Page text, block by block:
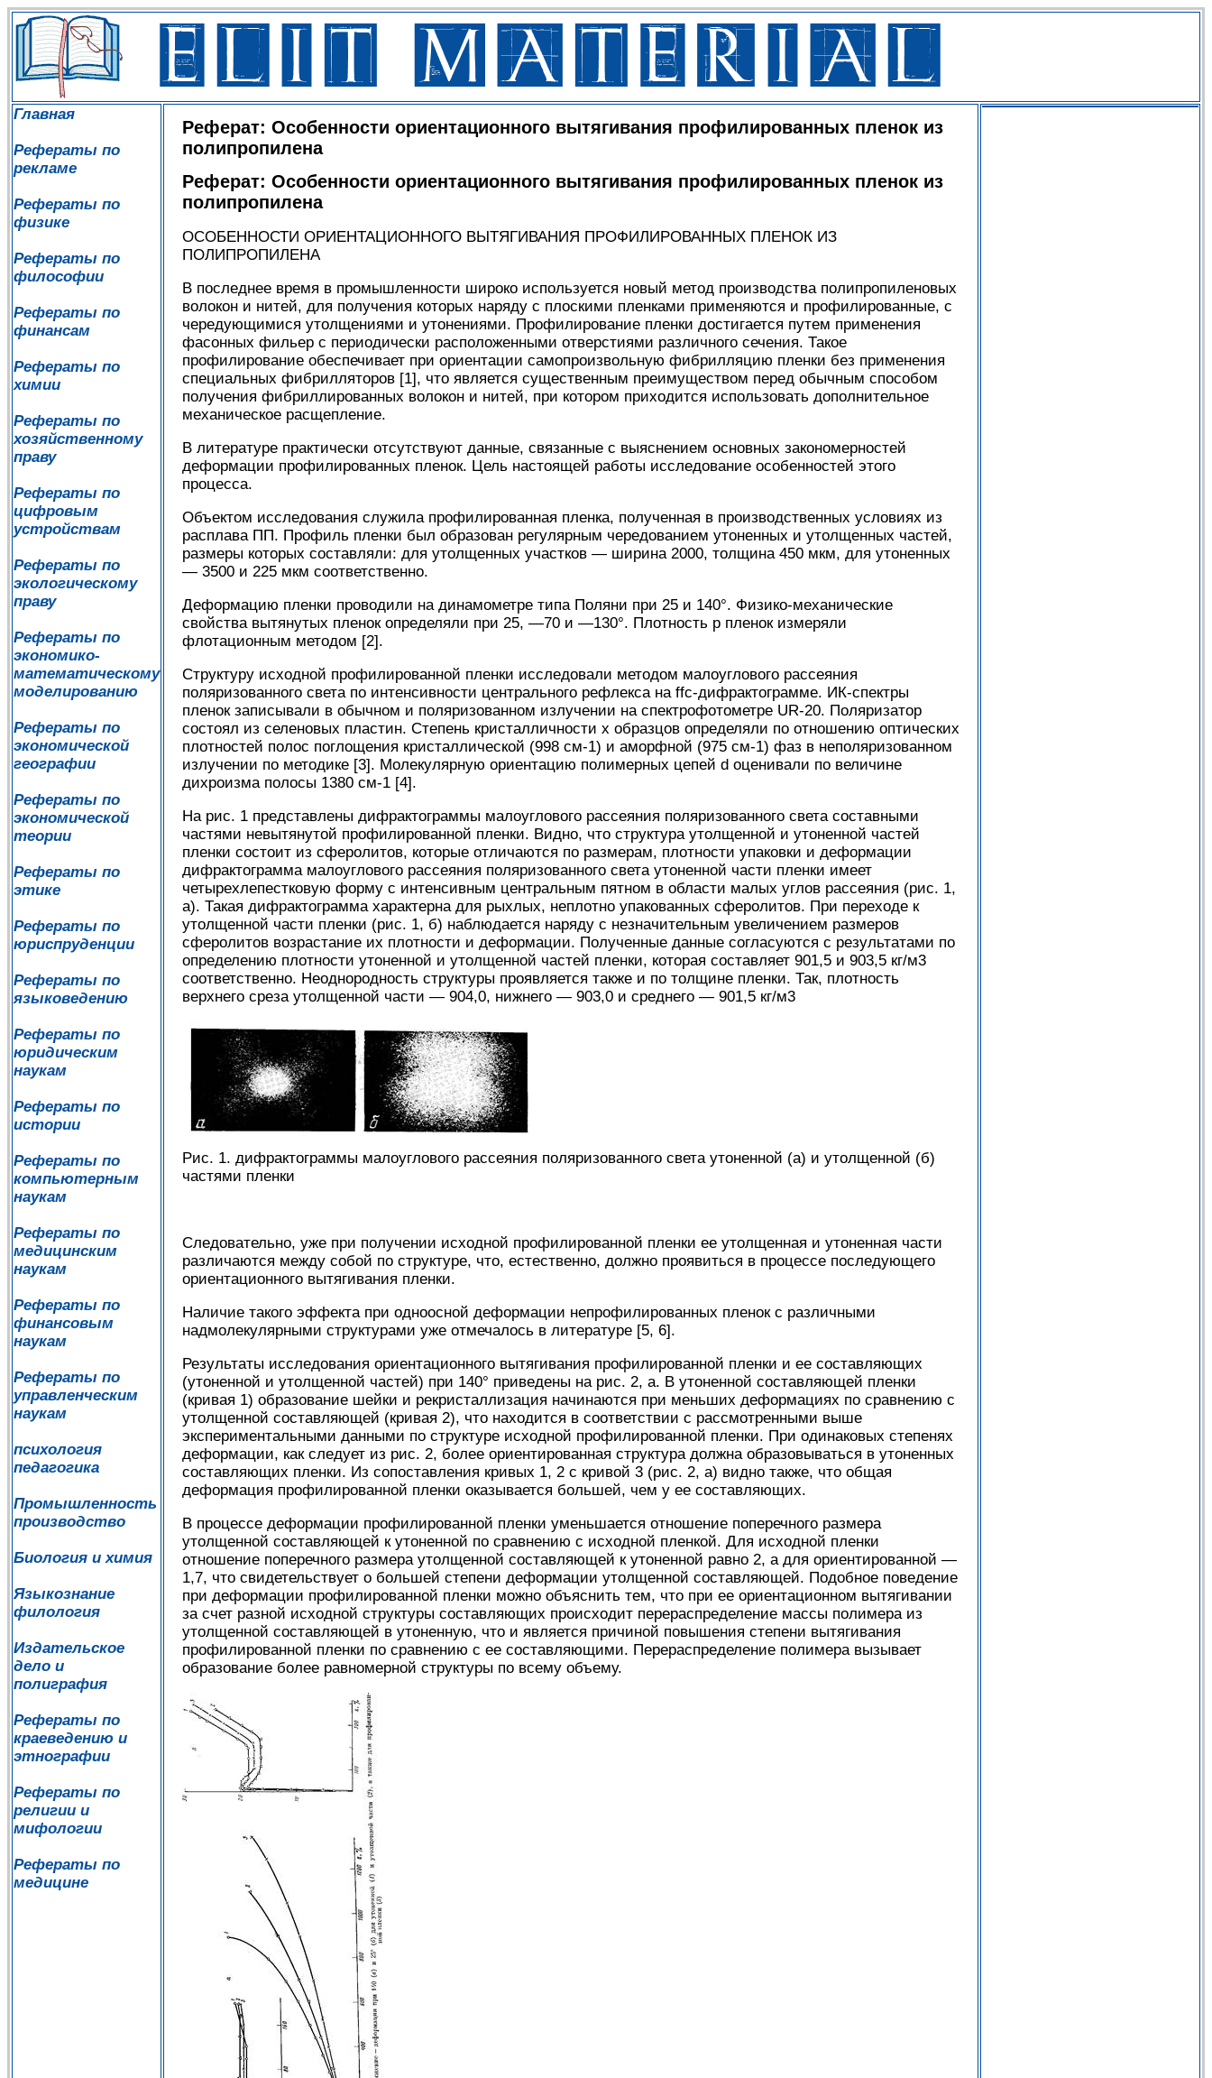
Главная
Рефераты по
рекламе
Рефераты по
физике
Рефераты по
философии
Рефераты по
финансам
Рефераты по
химии
Рефераты по
хозяйственному
праву
Рефераты по
цифровым
устройствам
Рефераты по
экологическому
праву
Рефераты по
экономико-
математическому
моделированию
Рефераты по
экономической
географии
Рефераты по
экономической
теории
Рефераты по
этике
Рефераты по
юриспруденции
Рефераты по
языковедению
Рефераты по
юридическим
наукам
Рефераты по
истории
Рефераты по
компьютерным
наукам
Рефераты по
медицинским
наукам
Рефераты по
финансовым
наукам
Рефераты по
управленческим
наукам
психология
педагогика
Промышленность
производство
Биология и химия
Языкознание
филология
Издательское
дело и
полиграфия
Рефераты по
краеведению и
этнографии
Рефераты по
религии и
мифологии
Рефераты по
медицине
Реферат: Особенности ориентационного вытягивания профилированных пленок из
полипропилена
Реферат: Особенности ориентационного вытягивания профилированных пленок из
полипропилена
ОСОБЕННОСТИ ОРИЕНТАЦИОННОГО ВЫТЯГИВАНИЯ ПРОФИЛИРОВАННЫХ ПЛЕНОК ИЗ
ПОЛИПРОПИЛЕНА
В последнее время в промышленности широко используется новый метод производства полипропиленовых
волокон и нитей, для получения которых наряду с плоскими пленками применяются и профилированные, с
чередующимися утолщениями и утонениями. Профилирование пленки достигается путем применения
фасонных фильер с периодически расположенными отверстиями различного сечения. Такое
профилирование обеспечивает при ориентации самопроизвольную фибрилляцию пленки без применения
специальных фибрилляторов [1], что является существенным преимуществом перед обычным способом
получения фибриллированных волокон и нитей, при котором приходится использовать дополнительное
механическое расщепление.
В литературе практически отсутствуют данные, связанные с выяснением основных закономерностей
деформации профилированных пленок. Цель настоящей работы исследование особенностей этого
процесса.
Объектом исследования служила профилированная пленка, полученная в производственных условиях из
расплава ПП. Профиль пленки был образован регулярным чередованием утоненных и утолщенных частей,
размеры которых составляли: для утолщенных участков — ширина 2000, толщина 450 мкм, для утоненных
— 3500 и 225 мкм соответственно.
Деформацию пленки проводили на динамометре типа Поляни при 25 и 140°. Физико-механические
свойства вытянутых пленок определяли при 25, —70 и —130°. Плотность р пленок измеряли
флотационным методом [2].
Структуру исходной профилированной пленки исследовали методом малоуглового рассеяния
поляризованного света по интенсивности центрального рефлекса на ffc-дифрактограмме. ИК-спектры
пленок записывали в обычном и поляризованном излучении на спектрофотометре UR-20. Поляризатор
состоял из селеновых пластин. Степень кристалличности х образцов определяли по отношению оптических
плотностей полос поглощения кристаллической (998 см-1) и аморфной (975 см-1) фаз в неполяризованном
излучении по методике [3]. Молекулярную ориентацию полимерных цепей d оценивали по величине
дихроизма полосы 1380 см-1 [4].
На рис. 1 представлены дифрактограммы малоуглового рассеяния поляризованного света составными
частями невытянутой профилированной пленки. Видно, что структура утолщенной и утоненной частей
пленки состоит из сферолитов, которые отличаются по размерам, плотности упаковки и деформации
дифрактограмма малоуглового рассеяния поляризованного света утоненной части пленки имеет
четырехлепестковую форму с интенсивным центральным пятном в области малых углов рассеяния (рис. 1,
а). Такая дифрактограмма характерна для рыхлых, неплотно упакованных сферолитов. При переходе к
утолщенной части пленки (рис. 1, б) наблюдается наряду с незначительным увеличением размеров
сферолитов возрастание их плотности и деформации. Полученные данные согласуются с результатами по
определению плотности утоненной и утолщенной частей пленки, которая составляет 901,5 и 903,5 кг/м3
соответственно. Неоднородность структуры проявляется также и по толщине пленки. Так, плотность
верхнего среза утолщенной части — 904,0, нижнего — 903,0 и среднего — 901,5 кг/м3
Рис. 1. дифрактограммы малоуглового рассеяния поляризованного света утоненной (а) и утолщенной (б)
частями пленки
Следовательно, уже при получении исходной профилированной пленки ее утолщенная и утоненная части
различаются между собой по структуре, что, естественно, должно проявиться в процессе последующего
ориентационного вытягивания пленки.
Наличие такого эффекта при одноосной деформации непрофилированных пленок с различными
надмолекулярными структурами уже отмечалось в литературе [5, 6].
Результаты исследования ориентационного вытягивания профилированной пленки и ее составляющих
(утоненной и утолщенной частей) при 140° приведены на рис. 2, а. В утоненной составляющей пленки
(кривая 1) образование шейки и рекристаллизация начинаются при меньших деформациях по сравнению с
утолщенной составляющей (кривая 2), что находится в соответствии с рассмотренными выше
экспериментальными данными по структуре исходной профилированной пленки. При одинаковых степенях
деформации, как следует из рис. 2, более ориентированная структура должна образовываться в утоненных
составляющих пленки. Из сопоставления кривых 1, 2 с кривой 3 (рис. 2, а) видно также, что общая
деформация профилированной пленки оказывается большей, чем у ее составляющих.
В процессе деформации профилированной пленки уменьшается отношение поперечного размера
утолщенной составляющей к утоненной по сравнению с исходной пленкой. Для исходной пленки
отношение поперечного размера утолщенной составляющей к утоненной равно 2, а для ориентированной —
1,7, что свидетельствует о большей степени деформации утолщенной составляющей. Подобное поведение
при деформации профилированной пленки можно объяснить тем, что при ее ориентационном вытягивании
за счет разной исходной структуры составляющих происходит перераспределение массы полимера из
утолщенной составляющей в утоненную, что и является причиной повышения степени вытягивания
профилированной пленки по сравнению с ее составляющими. Перераспределение полимера вызывает
образование более равномерной структуры по всему объему.